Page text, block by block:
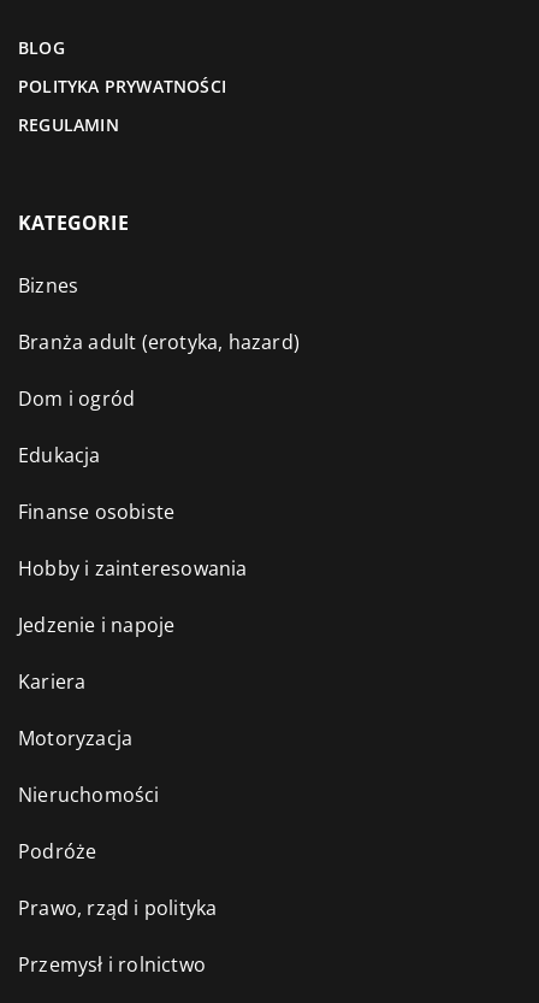
BLOG
POLITYKA PRYWATNOŚCI
REGULAMIN
KATEGORIE
Biznes
Branża adult (erotyka, hazard)
Dom i ogród
Edukacja
Finanse osobiste
Hobby i zainteresowania
Jedzenie i napoje
Kariera
Motoryzacja
Nieruchomości
Podróże
Prawo, rząd i polityka
Przemysł i rolnictwo